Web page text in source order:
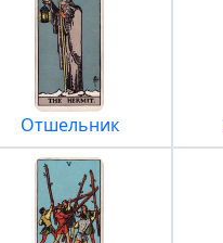
Отшельник